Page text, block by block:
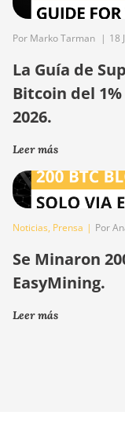
Por Marko Tarman | 18
La Guía de
Bitcoin del
2026.
Leer más
Noticias, Prensa | Por
Se Minaron
EasyMining.
Leer más